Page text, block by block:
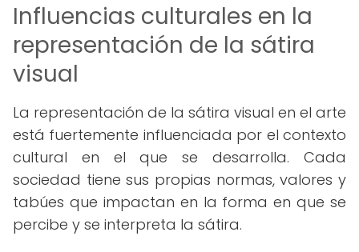
Influencias culturales en la
representación de la sátira
visual
La representación de la sátira visual en el arte
está fuertemente influenciada por el contexto
cultural en el que se desarrolla. Cada
sociedad tiene sus propias normas, valores y
tabúes que impactan en la forma en que se
percibe y se interpreta la sátira.